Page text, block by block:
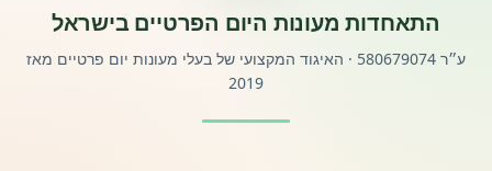
פורטל לוח מודעות דרושים עובדים
התאחדות מעונות היום הפרטיים בישראל
ע״ר 580679074 · האיגוד המקצועי של בעלי מעונות יום פרטיים מאז
2019